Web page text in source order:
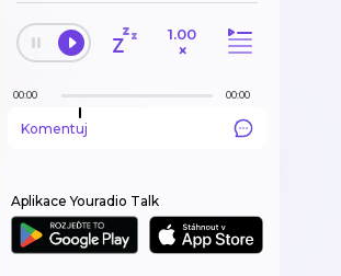
1.00
×
00:00 00:00
Komentuj
Aplikace Youradio Talk